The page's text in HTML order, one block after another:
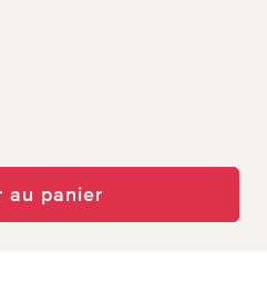
au panier